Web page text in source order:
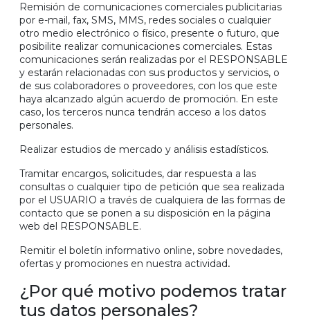
Remisión de comunicaciones comerciales publicitarias
por e-mail, fax, SMS, MMS, redes sociales o cualquier
otro medio electrónico o físico, presente o futuro, que
posibilite realizar comunicaciones comerciales. Estas
comunicaciones serán realizadas por el RESPONSABLE
y estarán relacionadas con sus productos y servicios, o
de sus colaboradores o proveedores, con los que este
haya alcanzado algún acuerdo de promoción. En este
caso, los terceros nunca tendrán acceso a los datos
personales.
Realizar estudios de mercado y análisis estadísticos.
Tramitar encargos, solicitudes, dar respuesta a las
consultas o cualquier tipo de petición que sea realizada
por el USUARIO a través de cualquiera de las formas de
contacto que se ponen a su disposición en la página
web del RESPONSABLE.
Remitir el boletín informativo online, sobre novedades,
ofertas y promociones en nuestra actividad.
¿Por qué motivo podemos tratar
tus datos personales?